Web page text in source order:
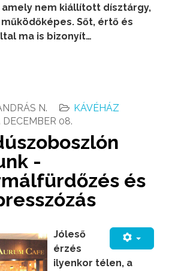
nem kiállított dísztárgy,
Sőt, értő és
ma is bizonyít…
N.
KÁVÉHÁZ
DECEMBER 08.
-
és
Jóleső
érzés
ilyenkor télen, a